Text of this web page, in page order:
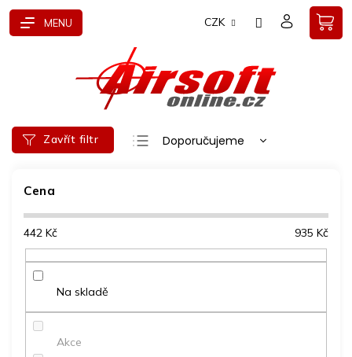
Přejít
CZK
Ř
a
í
r
u
Doporučujeme
Nejprodávanější
Zavřít filtr
Cena
442 Kč 935 Kč
Na skladě
Akce